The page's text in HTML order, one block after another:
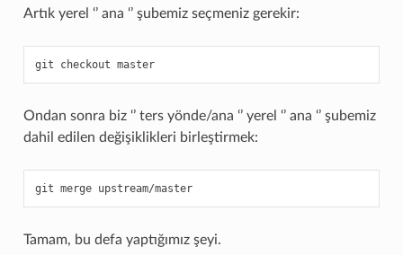
Artık yerel ‘’ ana ‘’ şubemiz seçmeniz gerekir:
git checkout master
Ondan sonra biz ‘’ ters yönde/ana ‘’ yerel ‘’ ana ‘’ şubemiz
dahil edilen değişiklikleri birleştirmek:
git merge upstream/master
Tamam, bu defa yaptığımız şeyi.